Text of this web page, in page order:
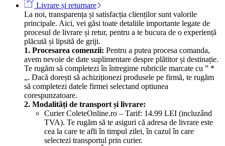
Livrare și returnare
La noi, transparența și satisfacția clienților sunt valorile
principale. Aici, vei găsi toate detaliile importante legate de
procesul de livrare și retur, pentru a te bucura de o experiență
plăcută și lipsită de griji.
1. Procesarea comenzii: Pentru a putea procesa comanda,
avem nevoie de date suplimentare despre plătitor și destinație.
Te rugăm să completezi în întregime rubricile marcate cu ” *
„. Dacă dorești să achiziționezi produsele pe firmă, te rugăm
să completezi datele firmei selectand optiunea
corespunzatoare.
2. Modalități de transport și livrare:
Curier ColeteOnline.ro – Tarif: 14.99 LEI (incluzând
TVA). Te rugăm să te asiguri că adresa de livrare este
cea la care te afli în timpul zilei, în cazul în care
selectezi transportul prin curier.